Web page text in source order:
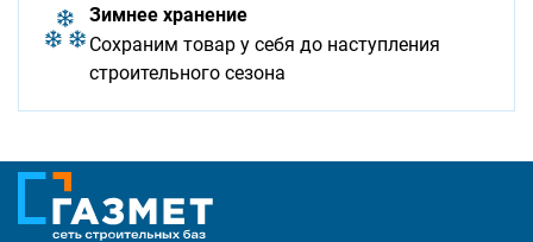
Зимнее хранение
Сохраним товар у себя до наступления
строительного сезона